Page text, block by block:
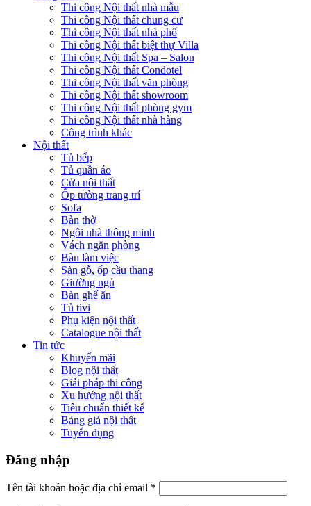
Thi công Nội thất nhà mẫu
Thi công Nội thất chung cư
Thi công Nội thất nhà phố
Thi công Nội thất biệt thự Villa
Thi công Nội thất Spa – Salon
Thi công Nội thất Condotel
Thi công Nội thất văn phòng
Thi công Nội thất showroom
Thi công Nội thất phòng gym
Thi công Nội thất nhà hàng
Công trình khác
Nội thất
Tủ bếp
Tủ quần áo
Cửa nội thất
Ốp tường trang trí
Sofa
Bàn thờ
Ngôi nhà thông minh
Vách ngăn phòng
Bàn làm việc
Sàn gỗ, ốp cầu thang
Giường ngủ
Bàn ghế ăn
Tủ tivi
Phụ kiện nội thất
Catalogue nội thất
Tin tức
Khuyến mãi
Blog nội thất
Giải pháp thi công
Xu hướng nội thất
Tiêu chuẩn thiết kế
Bảng giá nội thất
Tuyển dụng
Đăng nhập
Tên tài khoản hoặc địa chỉ email *